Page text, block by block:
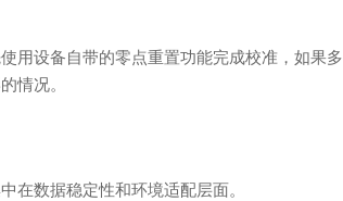
用设备自带的零点重置功能完成校准，如果多
情况。
在数据稳定性和环境适配层面。